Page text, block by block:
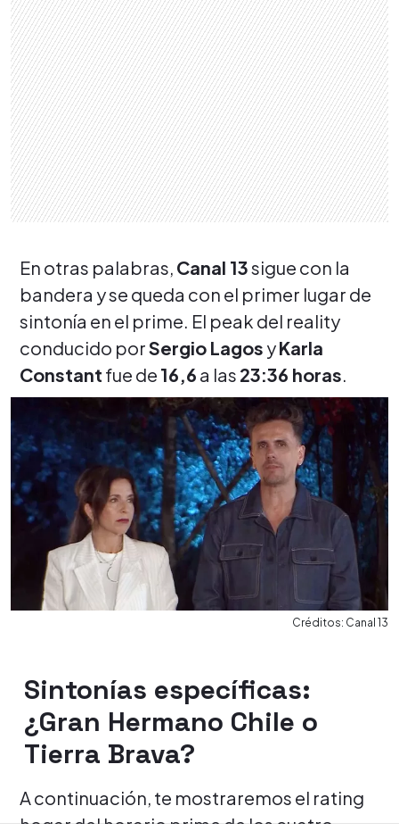
En otras palabras, Canal 13sigue con la
bandera y se queda con el primer lugar de
sintonía en el prime. El peak del reality
conducido porSergio Lagos yKarla
Constant fue de 16,6 a las 23:36 horas.
Créditos: Canal 13
Sintonías específicas:
¿Gran Hermano Chile o
Tierra Brava?
A continuación, te mostraremos el rating
hogar del horario prime de los cuatro